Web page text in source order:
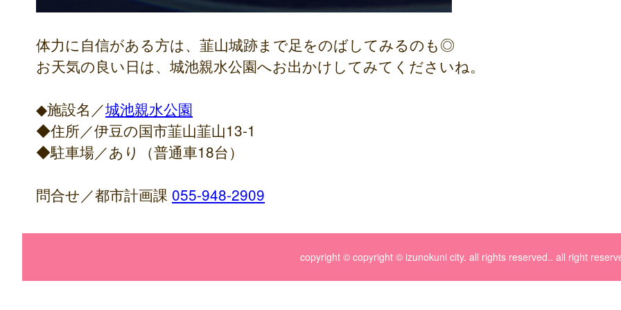
体力に自信がある方は、韮山城跡まで足をのばしてみるのも◎
お天気の良い日は、城池親水公園へお出かけしてみてくださいね。
◆施設名／城池親水公園
◆住所／伊豆の国市韮山韮山13-1
◆駐車場／あり（普通車18台）
問合せ／都市計画課 055-948-2909
copyright © copyright © izunokuni city. all rights reserved.. all right